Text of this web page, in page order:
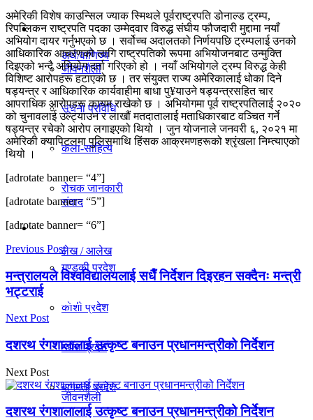
विविध
जीवनशैली
सूचना प्रविधि
कला-साहित्य
रोचक जानकारी
प्रदेश
गण्डकी प्रदेश
काेशी प्रदेश
मधेस प्रदेश
बागमती प्रदेश
अर्थ/वाणिज्य
अर्थ/वाणिज्य
धर्म/संस्कृति
विचार
संवाद
लेख / आलेख
खेलकुद समाचार
विविध
जीवनशैली
अमेरिकी विशेष काउन्सिल ज्याक स्मिथले पूर्वराष्ट्रपति डोनाल्ड ट्रम्प,
रिपब्लिकन राष्ट्रपति पदका उम्मेदवार विरुद्ध संघीय फौजदारी मुद्दामा नयाँ
अभियोग दायर गर्नुभएको छ । सर्वोच्च अदालतको निर्णयपछि ट्रम्पलाई उनको
आधिकारिक आचरणको लागि राष्ट्रपतिको रूपमा अभियोजनबाट उन्मुक्ति
दिइएको भन्दै अभियोग दर्ता गरिएको हो । नयाँ अभियोगले ट्रम्प विरुद्ध केही
विशिष्ट आरोपहरू हटाएको छ । तर संयुक्त राज्य अमेरिकालाई धोका दिने
षड्यन्त्र र आधिकारिक कार्यवाहीमा बाधा पु¥याउने षड्यन्त्रसहित चार
आपराधिक आरोपहरू कायम राखेको छ । अभियोगमा पूर्व राष्ट्रपतिलाई २०२०
को चुनावलाई उल्ट्याउन र लाखौं मतदातालाई मताधिकारबाट वञ्चित गर्ने
षड्यन्त्र रचेको आरोप लगाइएको थियो । जुन योजनाले जनवरी ६, २०२१ मा
अमेरिकी क्यापिटलमा पुलिसमाथि हिंसक आक्रमणहरूको श्रृंखला निम्त्याएको
थियो ।
[adrotate banner= “4”]
[adrotate banner= “5”]
[adrotate banner= “6”]
Previous Post
मन्त्रालयले विश्वविद्यालयलाई सधैँ निर्देशन दिइरहन सक्दैनः मन्त्री
भट्टराई
Next Post
दशरथ रंगशालालाई उत्कृष्ट बनाउन प्रधानमन्त्रीको निर्देशन
Next Post
दशरथ रंगशालालाई उत्कृष्ट बनाउन प्रधानमन्त्रीको निर्देशन